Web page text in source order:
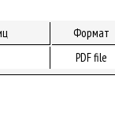
Формат
PDF file